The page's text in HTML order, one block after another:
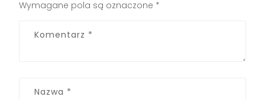
Wymagane pola są oznaczone *